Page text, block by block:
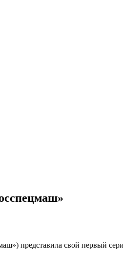
представила свой первый